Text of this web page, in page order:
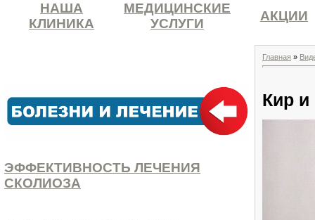
НАША
КЛИНИКА
МЕДИЦИНСКИЕ
УСЛУГИ
АКЦИИ
ЭФФЕКТИВНОСТЬ ЛЕЧЕНИЯ
СКОЛИОЗА
Главная »
Кир и